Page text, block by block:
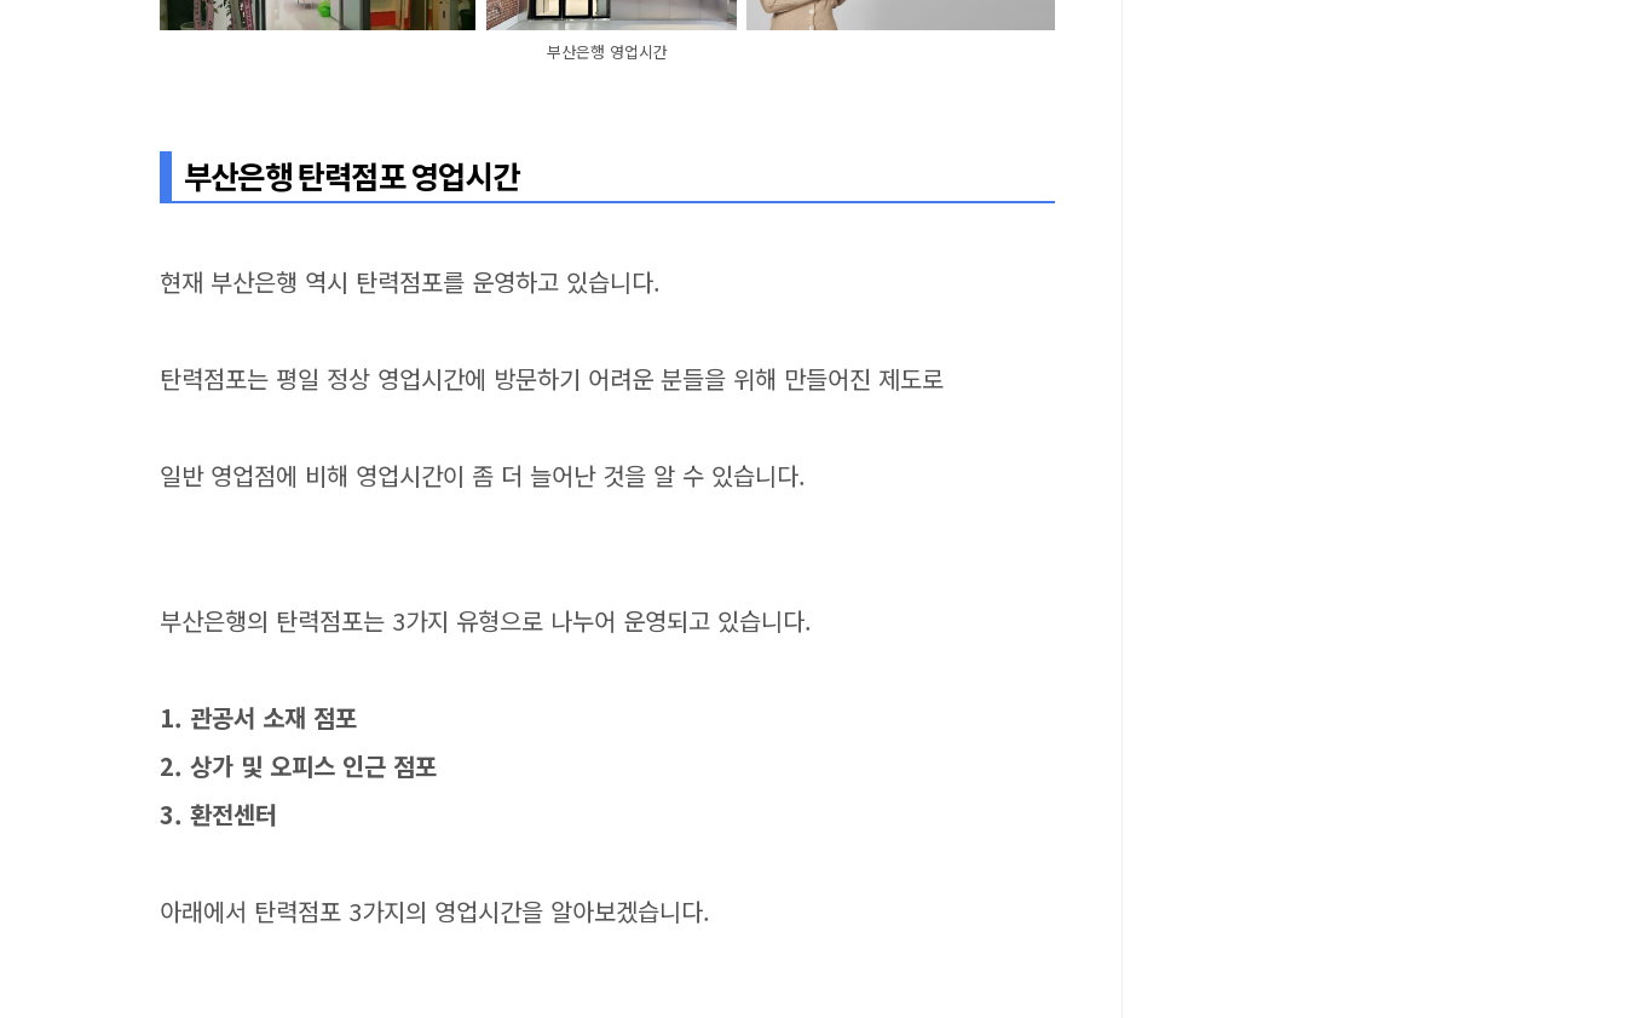
부산은행 영업시간
부산은행 탄력점포 영업시간
현재 부산은행 역시 탄력점포를 운영하고 있습니다.
탄력점포는 평일 정상 영업시간에 방문하기 어려운 분들을 위해 만들어진 제도로
일반 영업점에 비해 영업시간이 좀 더 늘어난 것을 알 수 있습니다.
부산은행의 탄력점포는 3가지 유형으로 나누어 운영되고 있습니다.
1. 관공서 소재 점포
2. 상가 및 오피스 인근 점포
3. 환전센터
아래에서 탄력점포 3가지의 영업시간을 알아보겠습니다.